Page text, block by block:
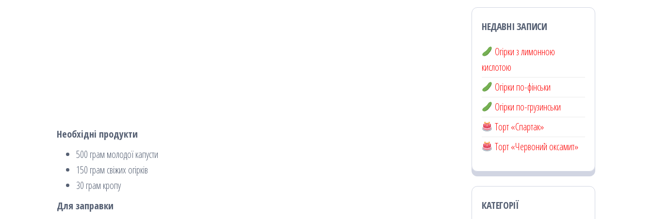
Необхідні продукти
500 грам молодої капусти
150 грам свіжих огірків
30 грам кропу
Для заправки
НЕДАВНІ ЗАПИСИ
Огірки з лимонною
кислотою
Огірки по-фінськи
Огірки по-грузинськи
Торт «Спартак»
Торт «Червоний оксамит»
КАТЕГОРІЇ